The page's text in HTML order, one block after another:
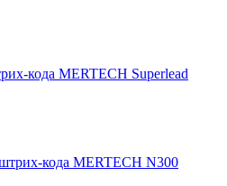
кода MERTECH Superlead